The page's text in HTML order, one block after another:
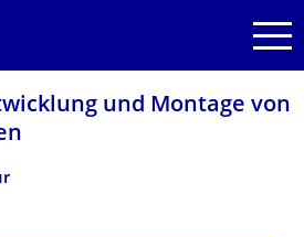
und Montage von